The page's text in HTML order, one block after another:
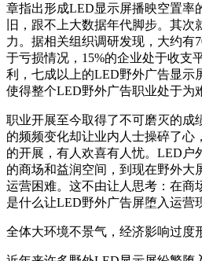
章指出形成LED显示屏播映空置率
旧，跟不上大数据年代脚步。其次
力。据相关组织调研发现，大约有
于亏损情况，15%的企业处于收支
利，七成以上的LED野外广告显示
使得整个LED野外广告职业处于为
职业开展至今取得了不可磨灭的成
的频频变化却让业内人士操碎了心
的开展，有人欢喜有人忧。LED户
的商场和益润空间，到现在野外大
运营困难。这不由让人思考：在商
是什么让LED野外广告屏堕入运营
全体大环境不景气，经济影响过度